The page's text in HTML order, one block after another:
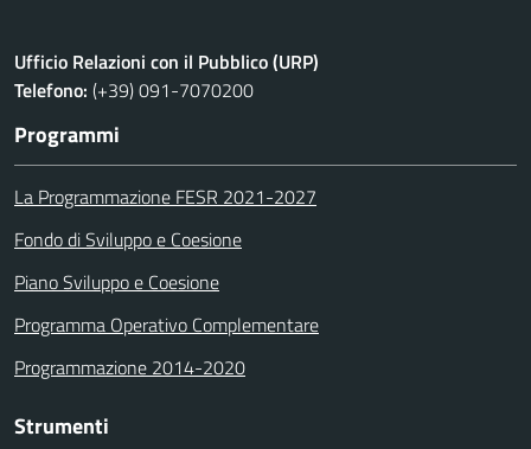
Ufficio Relazioni con il Pubblico (URP)
Telefono: (+39) 091-7070200
Programmi
La Programmazione FESR 2021-2027
Fondo di Sviluppo e Coesione
Piano Sviluppo e Coesione
Programma Operativo Complementare
Programmazione 2014-2020
Strumenti